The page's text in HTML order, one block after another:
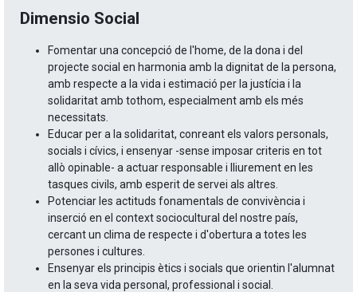
Dimensio Social
Fomentar una concepció de l'home, de la dona i del
projecte social en harmonia amb la dignitat de la persona,
amb respecte a la vida i estimació per la justícia i la
solidaritat amb tothom, especialment amb els més
necessitats.
Educar per a la solidaritat, conreant els valors personals,
socials i cívics, i ensenyar -sense imposar criteris en tot
allò opinable- a actuar responsable i lliurement en les
tasques civils, amb esperit de servei als altres.
Potenciar les actituds fonamentals de convivència i
inserció en el context sociocultural del nostre país,
cercant un clima de respecte i d'obertura a totes les
persones i cultures.
Ensenyar els principis ètics i socials que orientin l'alumnat
en la seva vida personal, professional i social.